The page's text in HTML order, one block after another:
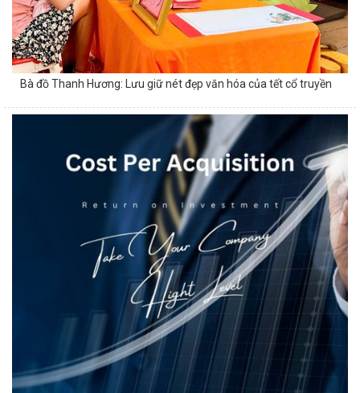
Bà đồ Thanh Hương: Lưu giữ nét đẹp văn hóa của tết cổ truyền